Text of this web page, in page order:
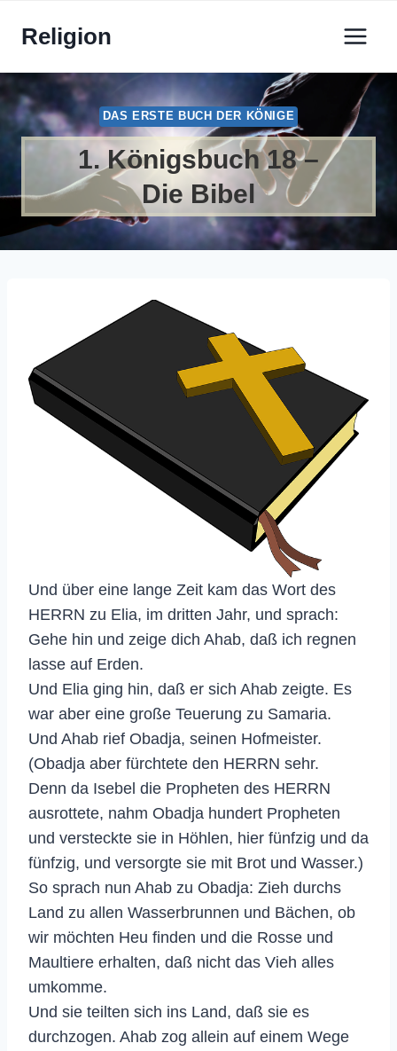
InhaltReligion
DAS ERSTE BUCH DER KÖNIGE
1. Königsbuch 18 –
Die Bibel
Und über eine lange Zeit kam das Wort des
HERRN zu Elia, im dritten Jahr, und sprach:
Gehe hin und zeige dich Ahab, daß ich regnen
lasse auf Erden.
Und Elia ging hin, daß er sich Ahab zeigte. Es
war aber eine große Teuerung zu Samaria.
Und Ahab rief Obadja, seinen Hofmeister.
(Obadja aber fürchtete den HERRN sehr.
Denn da Isebel die Propheten des HERRN
ausrottete, nahm Obadja hundert Propheten
und versteckte sie in Höhlen, hier fünfzig und da
fünfzig, und versorgte sie mit Brot und Wasser.)
So sprach nun Ahab zu Obadja: Zieh durchs
Land zu allen Wasserbrunnen und Bächen, ob
wir möchten Heu finden und die Rosse und
Maultiere erhalten, daß nicht das Vieh alles
umkomme.
Und sie teilten sich ins Land, daß sie es
durchzogen. Ahab zog allein auf einem Wege